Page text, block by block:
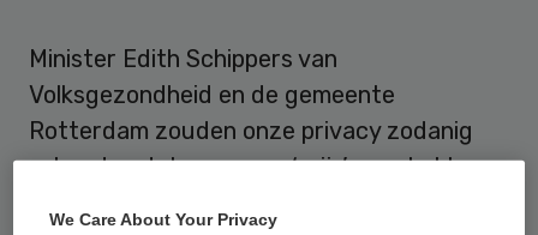
Minister Edith Schippers van
Volksgezondheid en de gemeente
Rotterdam zouden onze privacy zodanig
schenden dat ze er een ‘prijs’ voor hebben
We Care About Your Privacy